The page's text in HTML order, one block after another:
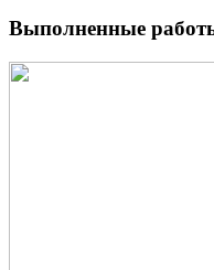
Выполненные